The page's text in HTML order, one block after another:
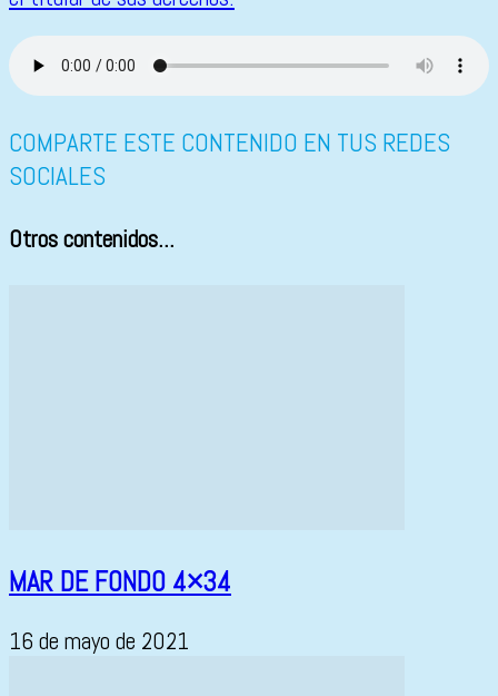
COMPARTE ESTE CONTENIDO EN TUS REDES
SOCIALES
Otros contenidos...
MAR DE FONDO 4×34
16 de mayo de 2021